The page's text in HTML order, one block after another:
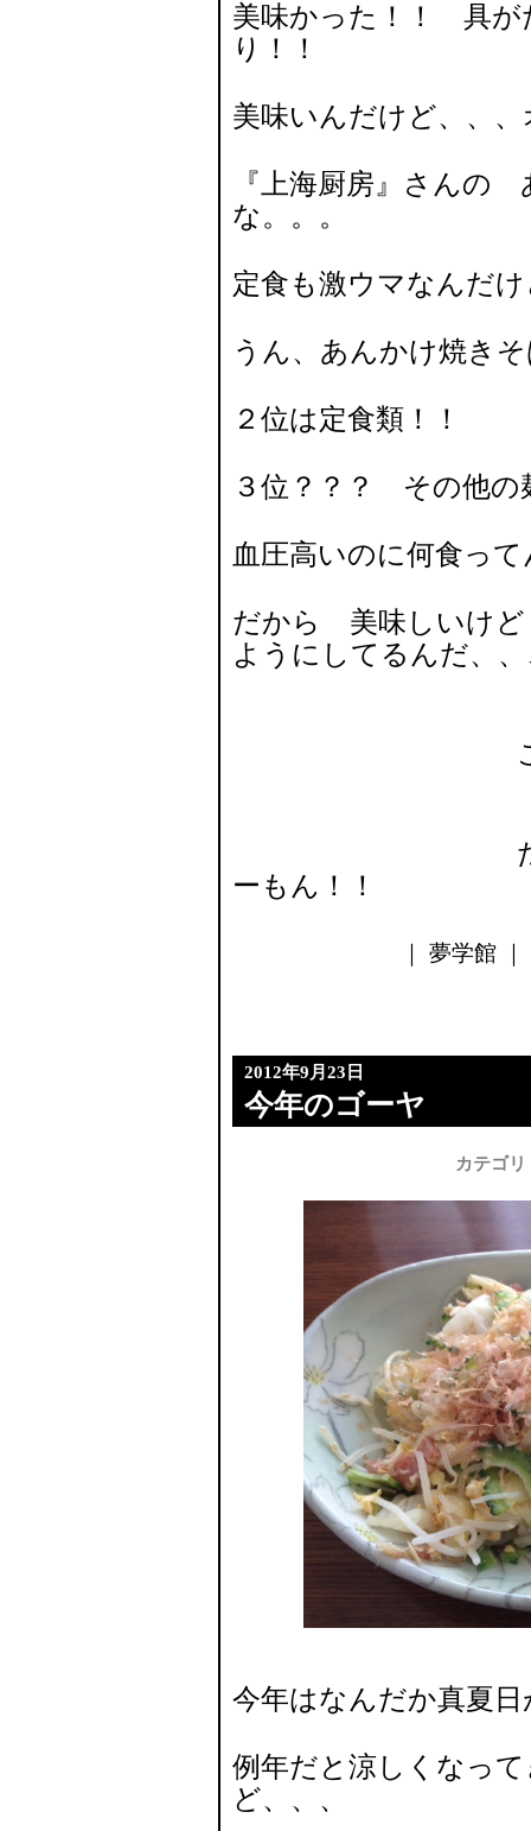
美味かった！！ 具が
り！！
美味いんだけど、、
『上海厨房』さんの
な。。。
定食も激ウマなんだ
うん、あんかけ焼き
２位は定食類！！
３位？？？ その他
血圧高いのに何食っ
だから 美味しいけ
ようにしてるんだ、
これが結構
だって最後
ーもん！！
｜ 夢学館
2012年9月23日
今年のゴーヤ
カテゴリ
今年はなんだか真夏
例年だと涼しくなっ
ど、、、